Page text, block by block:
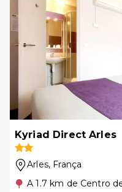
Kyriad Direct Arles
Arles, França
A 1.7 km de Centro